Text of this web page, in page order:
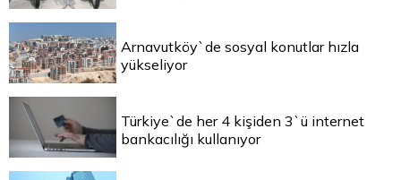
Arnavutköy`de sosyal konutlar hızla
yükseliyor
Türkiye`de her 4 kişiden 3`ü internet
bankacılığı kullanıyor